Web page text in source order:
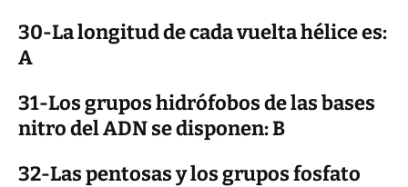
30-La longitud de cada vuelta hélice es:
A
31-Los grupos hidrófobos de las bases
nitro del ADN se disponen: B
32-Las pentosas y los grupos fosfato